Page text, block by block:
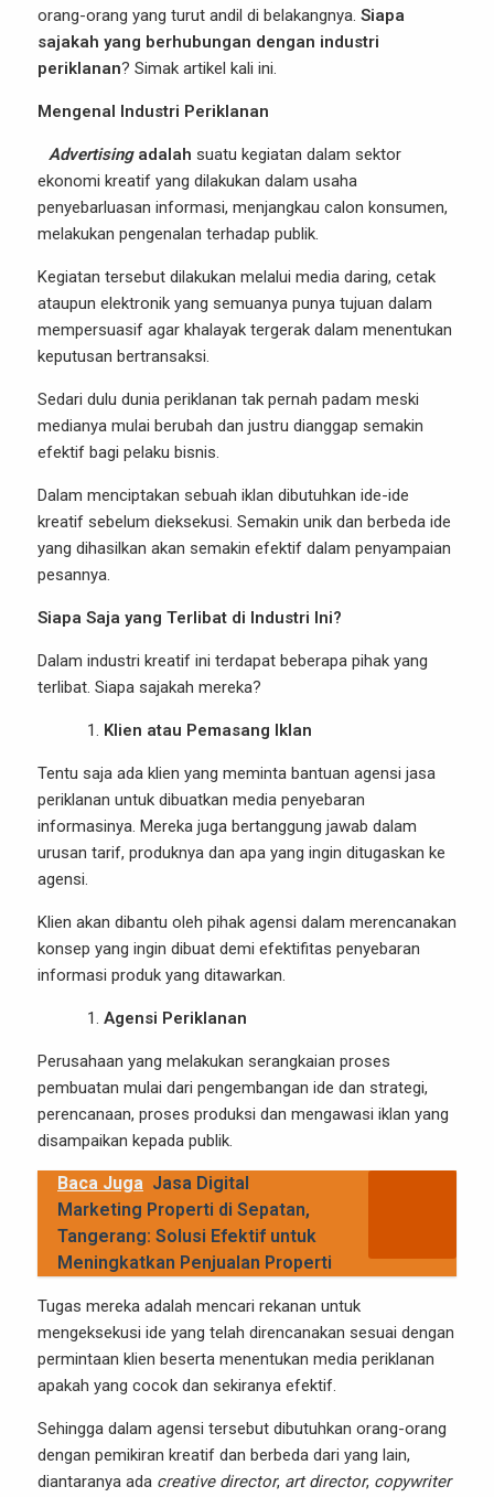
orang-orang yang turut andil di belakangnya. Siapa
sajakah yang berhubungan dengan industri
periklanan? Simak artikel kali ini.
Mengenal Industri Periklanan
Advertising adalah suatu kegiatan dalam sektor
ekonomi kreatif yang dilakukan dalam usaha
penyebarluasan informasi, menjangkau calon konsumen,
melakukan pengenalan terhadap publik.
Kegiatan tersebut dilakukan melalui media daring, cetak
ataupun elektronik yang semuanya punya tujuan dalam
mempersuasif agar khalayak tergerak dalam menentukan
keputusan bertransaksi.
Sedari dulu dunia periklanan tak pernah padam meski
medianya mulai berubah dan justru dianggap semakin
efektif bagi pelaku bisnis.
Dalam menciptakan sebuah iklan dibutuhkan ide-ide
kreatif sebelum dieksekusi. Semakin unik dan berbeda ide
yang dihasilkan akan semakin efektif dalam penyampaian
pesannya.
Siapa Saja yang Terlibat di Industri Ini?
Dalam industri kreatif ini terdapat beberapa pihak yang
terlibat. Siapa sajakah mereka?
Klien atau Pemasang Iklan
Tentu saja ada klien yang meminta bantuan agensi jasa
periklanan untuk dibuatkan media penyebaran
informasinya. Mereka juga bertanggung jawab dalam
urusan tarif, produknya dan apa yang ingin ditugaskan ke
agensi.
Klien akan dibantu oleh pihak agensi dalam merencanakan
konsep yang ingin dibuat demi efektifitas penyebaran
informasi produk yang ditawarkan.
Agensi Periklanan
Perusahaan yang melakukan serangkaian proses
pembuatan mulai dari pengembangan ide dan strategi,
perencanaan, proses produksi dan mengawasi iklan yang
disampaikan kepada publik.
Baca Juga Jasa Digital
Marketing Properti di Sepatan,
Tangerang: Solusi Efektif untuk
Meningkatkan Penjualan Properti
Tugas mereka adalah mencari rekanan untuk
mengeksekusi ide yang telah direncanakan sesuai dengan
permintaan klien beserta menentukan media periklanan
apakah yang cocok dan sekiranya efektif.
Sehingga dalam agensi tersebut dibutuhkan orang-orang
dengan pemikiran kreatif dan berbeda dari yang lain,
diantaranya ada creative director, art director, copywriter